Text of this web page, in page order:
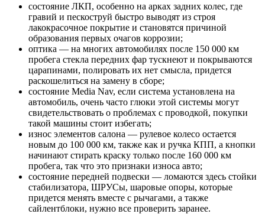
состояние ЛКП, особенно на арках задних колес, где
гравий и пескоструй быстро выводят из строя
лакокрасочное покрытие и становятся причиной
образования первых очагов коррозии;
оптика — на многих автомобилях после 150 000 км
пробега стекла передних фар тускнеют и покрываются
царапинами, полировать их нет смысла, придется
раскошелиться на замену в сборе;
состояние Media Nav, если система установлена на
автомобиль, очень часто глюки этой системы могут
свидетельствовать о проблемах с проводкой, покупки
такой машины стоит избегать;
износ элементов салона — рулевое колесо остается
новым до 100 000 км, также как и ручка КПП, а кнопки
начинают стирать краску только после 160 000 км
пробега, так что это признаки износа авто;
состояние передней подвески — ломаются здесь стойки
стабилизатора, ШРУСы, шаровые опоры, которые
придется менять вместе с рычагами, а также
сайлентблоки, нужно все проверить заранее.